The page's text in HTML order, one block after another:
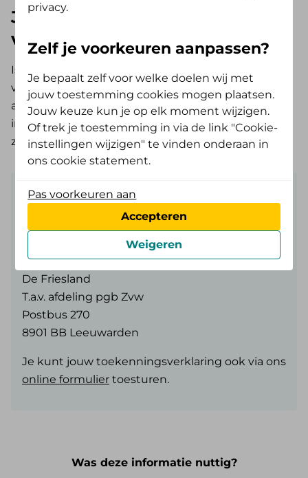
Je toekenningsverklaring is
verlopen
Is je toekenningsverklaring en/of jouw indicatie
verlopen? De eerste stap is dan om een indicatie
aan te vragen bij de wijkverpleegkundige. Na het
invullen en toesturen van het aanvraagformulier
zullen wij jouw aanvraag beoordelen.
Toekenningsverklaring versturen
Stuur je toekenningsverklaring zelf naar ons
toe. Je kunt deze sturen naar:
De Friesland
T.a.v. afdeling pgb Zvw
Postbus 270
8901 BB Leeuwarden
Je kunt jouw toekenningsverklaring ook via ons
online formulier toesturen.
Was deze informatie nuttig?
privacy.
Zelf je voorkeuren aanpassen?
Je bepaalt zelf voor welke doelen wij met
jouw toestemming cookies mogen plaatsen.
Jouw keuze kun je op elk moment wijzigen.
Of trek je toestemming in via de link "Cookie-
instellingen wijzigen" te vinden onderaan in
ons cookie statement.
Pas voorkeuren aan
Accepteren
Weigeren